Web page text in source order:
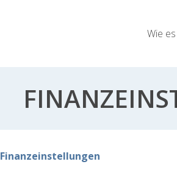
Wie
Finanzeinstellungen